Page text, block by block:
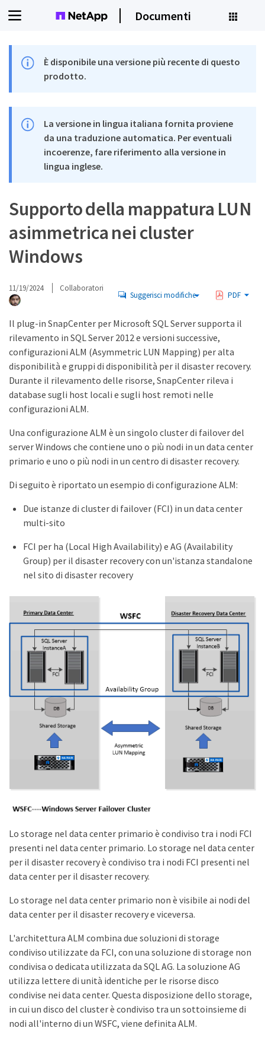
Documenti
È disponibile una versione più recente di questo
prodotto.
La versione in lingua italiana fornita proviene
da una traduzione automatica. Per eventuali
incoerenze, fare riferimento alla versione in
lingua inglese.
Supporto della mappatura LUN
asimmetrica nei cluster
Windows
11/19/2024 Collaboratori
Suggerisci modifiche PDF
Il plug-in SnapCenter per Microsoft SQL Server supporta il
rilevamento in SQL Server 2012 e versioni successive,
configurazioni ALM (Asymmetric LUN Mapping) per alta
disponibilità e gruppi di disponibilità per il disaster recovery.
Durante il rilevamento delle risorse, SnapCenter rileva i
database sugli host locali e sugli host remoti nelle
configurazioni ALM.
Una configurazione ALM è un singolo cluster di failover del
server Windows che contiene uno o più nodi in un data center
primario e uno o più nodi in un centro di disaster recovery.
Di seguito è riportato un esempio di configurazione ALM:
Due istanze di cluster di failover (FCI) in un data center
multi-sito
FCI per ha (Local High Availability) e AG (Availability
Group) per il disaster recovery con un'istanza standalone
nel sito di disaster recovery
Lo storage nel data center primario è condiviso tra i nodi FCI
presenti nel data center primario. Lo storage nel data center
per il disaster recovery è condiviso tra i nodi FCI presenti nel
data center per il disaster recovery.
Lo storage nel data center primario non è visibile ai nodi del
data center per il disaster recovery e viceversa.
L'architettura ALM combina due soluzioni di storage
condiviso utilizzate da FCI, con una soluzione di storage non
condivisa o dedicata utilizzata da SQL AG. La soluzione AG
utilizza lettere di unità identiche per le risorse disco
condivise nei data center. Questa disposizione dello storage,
in cui un disco del cluster è condiviso tra un sottoinsieme di
nodi all'interno di un WSFC, viene definita ALM.